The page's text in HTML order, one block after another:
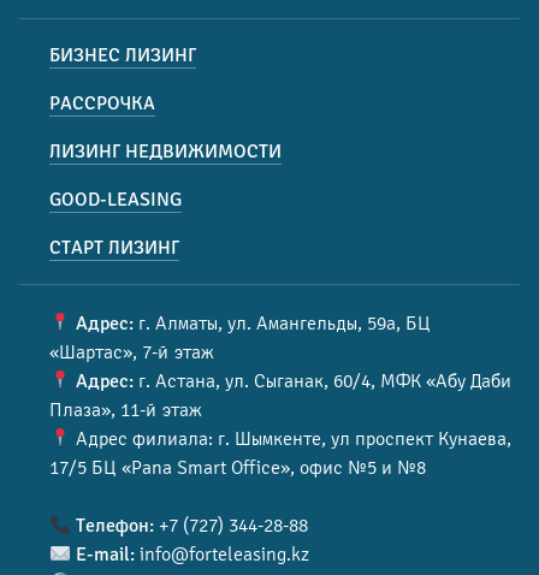
БИЗНЕС ЛИЗИНГ
РАССРОЧКА
ЛИЗИНГ НЕДВИЖИМОСТИ
GOOD-LEASING
СТАРТ ЛИЗИНГ
Адрес: г. Алматы, ул. Амангельды, 59а, БЦ
«Шартас», 7-й этаж
Адрес: г. Астана, ул. Сыганак, 60/4, МФК «Абу Даби
Плаза», 11-й этаж
Адрес филиала: г. Шымкенте, ул проспект Кунаева,
17/5 БЦ «Pana Smart Office», офис №5 и №8
Телефон: +7 (727) 344-28-88
E-mail: info@forteleasing.kz